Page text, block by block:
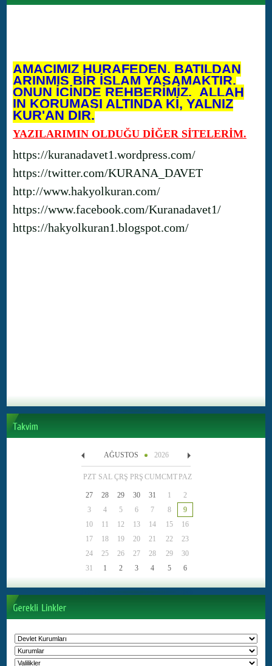
AMACIMIZ HURAFEDEN, BATILDAN
ARINMIŞ BİR İSLAM YAŞAMAKTIR.
ONUN İÇİNDE REHBERİMİZ, ALLAH
IN KORUMASI ALTINDA Kİ, YALNIZ
KUR'AN DIR.
YAZILARIMIN OLDUĞU DİĞER SİTELERİM.
https://kuranadavet1.wordpress.com/
https://twitter.com/KURANA_DAVET
http://www.hakyolkuran.com/
https://www.facebook.com/Kuranadavet1/
https://hakyolkuran1.blogspot.com/